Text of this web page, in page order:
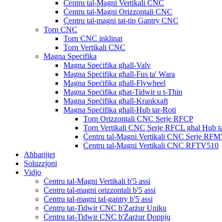
Ċentru tal-Magni Vertikali CNC
Ċentru tal-Magni Orizzontali CNC
Ċentru tal-magni tat-tip Gantry CNC
Torn CNC
Torn CNC inklinat
Torn Vertikali CNC
Magna Speċifika
Magna Speċifika għall-Valv
Magna Speċifika għall-Fus ta' Wara
Magna Speċifika għall-Flywheel
Magna Speċifika għat-Tidwir u t-Tħin
Magna Speċifika għall-Krankxaft
Magna Speċifika għall-Hub tar-Roti
Torn Orizzontali CNC Serje RFCP
Torn Vertikali CNC Serje RFCL għal Hub
Ċentru tal-Magni Vertikali CNC Serje
Ċentru tal-Magni Vertikali CNC RFTV510
Aħbarijiet
Soluzzjoni
Vidjo
Ċentru tal-Magni Vertikali b'5 assi
Ċentru tal-magni orizzontali b'5 assi
Ċentru tal-magni tal-gantry b'5 assi
Ċentru tat-Tidwir CNC b'Żarżur Uniku
Ċentru tat-Tidwir CNC b'Żarżur Doppju